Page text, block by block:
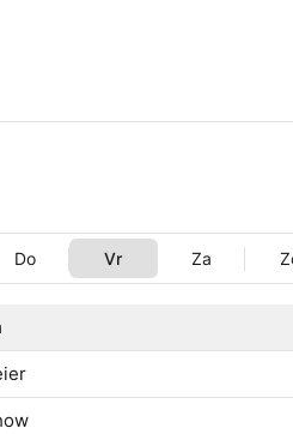
Do Vr Za